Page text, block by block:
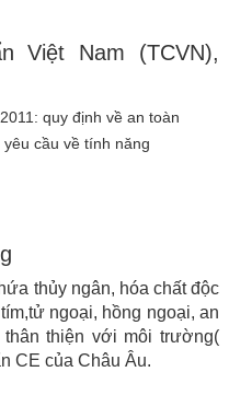
Việt Nam (TCVN),
quy định về an toàn
cầu về tính năng
thủy ngân, hóa chất độc
ngoại, hồng ngoại, an
thiện với môi trường(
CE của Châu Âu.